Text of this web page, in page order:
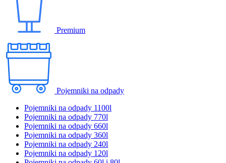
Premium
Pojemniki na odpady
Pojemniki na odpady 1100l
Pojemniki na odpady 770l
Pojemniki na odpady 660l
Pojemniki na odpady 360l
Pojemniki na odpady 240l
Pojemniki na odpady 120l